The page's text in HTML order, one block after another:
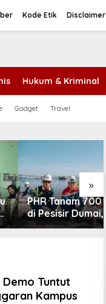
Kode Etik Disclaimer
Hukum & Kriminal
Gadget Travel
»
700 Mangrove
Dumai, Perkuat
dan
Demo Tuntut
Kampus